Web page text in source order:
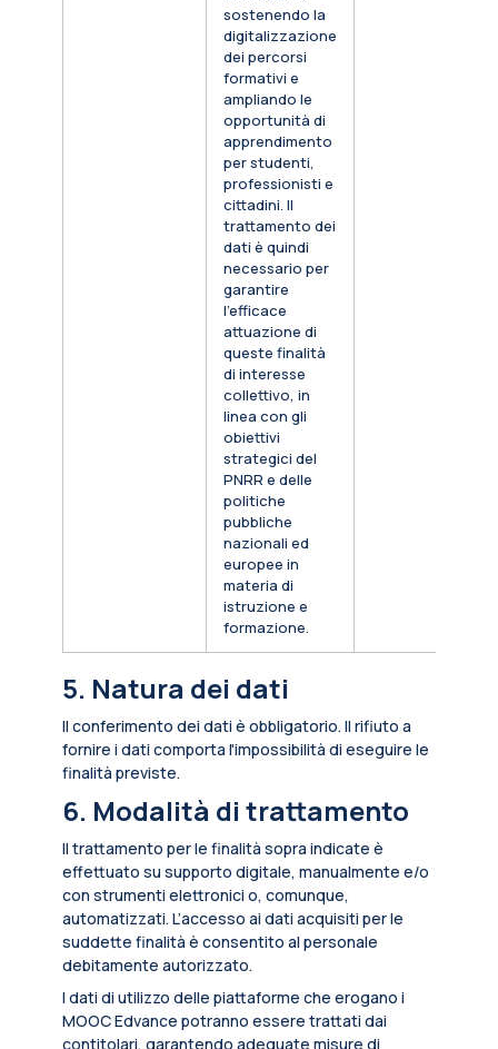
sostenendo la
digitalizzazione
dei percorsi
formativi e
ampliando le
opportunità di
apprendimento
per studenti,
professionisti e
cittadini. Il
trattamento dei
dati è quindi
necessario per
garantire
l’efficace
attuazione di
queste finalità
di interesse
collettivo, in
linea con gli
obiettivi
strategici del
PNRR e delle
politiche
pubbliche
nazionali ed
europee in
materia di
istruzione e
formazione.
5. Natura dei dati
Il conferimento dei dati è obbligatorio. Il rifiuto a
fornire i dati comporta l'impossibilità di eseguire le
finalità previste.
6. Modalità di trattamento
Il trattamento per le finalità sopra indicate è
effettuato su supporto digitale, manualmente e/o
con strumenti elettronici o, comunque,
automatizzati. L’accesso ai dati acquisiti per le
suddette finalità è consentito al personale
debitamente autorizzato.
I dati di utilizzo delle piattaforme che erogano i
MOOC Edvance potranno essere trattati dai
contitolari, garantendo adeguate misure di